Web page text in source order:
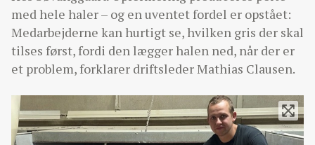
med hele haler – og en uventet fordel er opstået:
Medarbejderne kan hurtigt se, hvilken gris der skal
tilses først, fordi den lægger halen ned, når der er
et problem, forklarer driftsleder Mathias Clausen.